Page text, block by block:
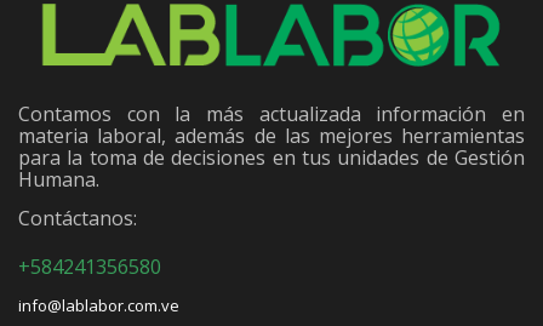
Contamos con la más actualizada información en
materia laboral, además de las mejores herramientas
para la toma de decisiones en tus unidades de Gestión
Humana.
Contáctanos:
+584241356580
info@lablabor.com.ve